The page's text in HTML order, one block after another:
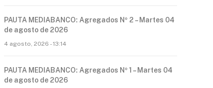
PAUTA MEDIABANCO: Agregados Nº 2 – Martes 04
de agosto de 2026
4 agosto, 2026 - 13:14
PAUTA MEDIABANCO: Agregados Nº 1 – Martes 04
de agosto de 2026